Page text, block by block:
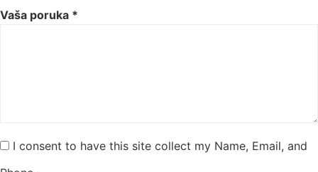
Vaša poruka *
I consent to have this site collect my Name, Email, and